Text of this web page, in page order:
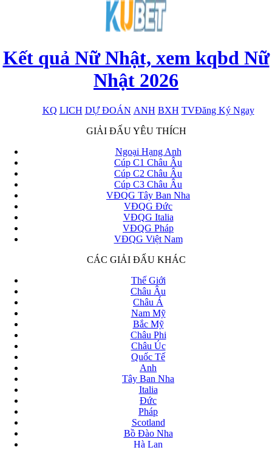
Kết quả Nữ Nhật, xem kqbd Nữ
Nhật 2026
KQ LICH DỰ ĐOÁN ANH BXH TVĐăng Ký Ngay
x
GIẢI ĐẤU YÊU THÍCH
Ngoại Hạng Anh
Cúp C1 Châu Âu
Cúp C2 Châu Âu
Cúp C3 Châu Âu
VĐQG Tây Ban Nha
VĐQG Đức
VĐQG Italia
VĐQG Pháp
VĐQG Việt Nam
CÁC GIẢI ĐẤU KHÁC
Thế Giới
Châu Âu
Châu Á
Nam Mỹ
Bắc Mỹ
Châu Phi
Châu Úc
Quốc Tế
Anh
Tây Ban Nha
Italia
Đức
Pháp
Scotland
Bồ Đào Nha
Hà Lan